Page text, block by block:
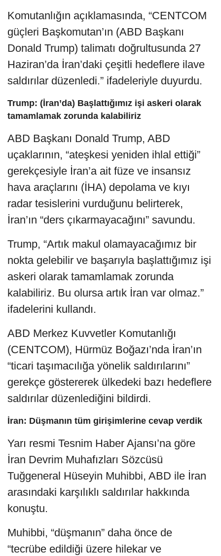
Komutanlığın açıklamasında, “CENTCOM
güçleri Başkomutan’ın (ABD Başkanı
Donald Trump) talimatı doğrultusunda 27
Haziran’da İran’daki çeşitli hedeflere ilave
saldırılar düzenledi.” ifadeleriyle duyurdu.
Trump: (İran’da) Başlattığımız işi askeri olarak
tamamlamak zorunda kalabiliriz
ABD Başkanı Donald Trump, ABD
uçaklarının, “ateşkesi yeniden ihlal ettiği”
gerekçesiyle İran’a ait füze ve insansız
hava araçlarını (İHA) depolama ve kıyı
radar tesislerini vurduğunu belirterek,
İran’ın “ders çıkarmayacağını” savundu.
Trump, “Artık makul olamayacağımız bir
nokta gelebilir ve başarıyla başlattığımız işi
askeri olarak tamamlamak zorunda
kalabiliriz. Bu olursa artık İran var olmaz.”
ifadelerini kullandı.
ABD Merkez Kuvvetler Komutanlığı
(CENTCOM), Hürmüz Boğazı’nda İran’ın
“ticari taşımacılığa yönelik saldırılarını”
gerekçe göstererek ülkedeki bazı hedeflere
saldırılar düzenlediğini bildirdi.
İran: Düşmanın tüm girişimlerine cevap verdik
Yarı resmi Tesnim Haber Ajansı’na göre
İran Devrim Muhafızları Sözcüsü
Tuğgeneral Hüseyin Muhibbi, ABD ile İran
arasındaki karşılıklı saldırılar hakkında
konuştu.
Muhibbi, “düşmanın” daha önce de
“tecrübe edildiği üzere hilekar ve